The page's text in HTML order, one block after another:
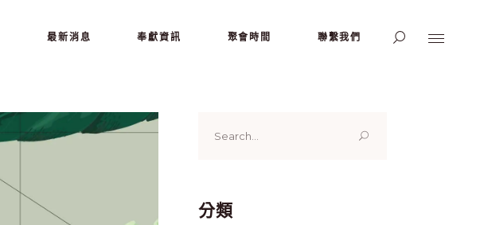
最新消息 奉獻資訊 聚會時間 聯繫我們
for:
分類